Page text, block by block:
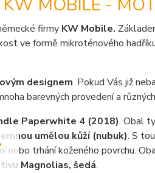
firmy KW Mobile.
ve formě mikroténového
designem. Pokud Vás již
barevných provedení a
Paperwhite 4 (2018). Obal
umělou kůží (nubuk). S
nebo trhání koženého povrchu.
Magnolias, šedá.